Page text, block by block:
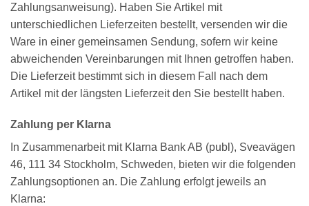
Zahlungsanweisung). Haben Sie Artikel mit
unterschiedlichen Lieferzeiten bestellt, versenden wir die
Ware in einer gemeinsamen Sendung, sofern wir keine
abweichenden Vereinbarungen mit Ihnen getroffen haben.
Die Lieferzeit bestimmt sich in diesem Fall nach dem
Artikel mit der längsten Lieferzeit den Sie bestellt haben.
Zahlung per Klarna
In Zusammenarbeit mit Klarna Bank AB (publ), Sveavägen
46, 111 34 Stockholm, Schweden, bieten wir die folgenden
Zahlungsoptionen an. Die Zahlung erfolgt jeweils an
Klarna: